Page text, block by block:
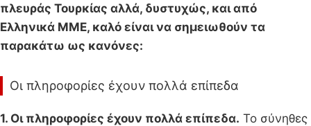
πλευράς Τουρκίας αλλά, δυστυχώς, και από
Ελληνικά ΜΜΕ, καλό είναι να σημειωθούν τα
παρακάτω ως κανόνες:
Οι πληροφορίες έχουν πολλά επίπεδα
1. Οι πληροφορίες έχουν πολλά επίπεδα. Το σύνηθες